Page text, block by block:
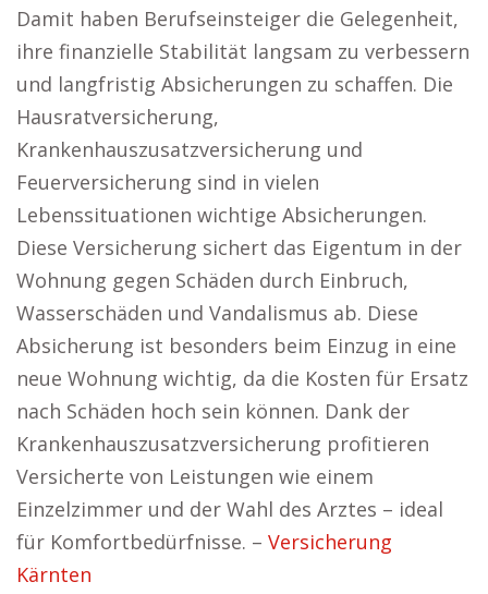
Damit haben Berufseinsteiger die Gelegenheit,
ihre finanzielle Stabilität langsam zu verbessern
und langfristig Absicherungen zu schaffen. Die
Hausratversicherung,
Krankenhauszusatzversicherung und
Feuerversicherung sind in vielen
Lebenssituationen wichtige Absicherungen.
Diese Versicherung sichert das Eigentum in der
Wohnung gegen Schäden durch Einbruch,
Wasserschäden und Vandalismus ab. Diese
Absicherung ist besonders beim Einzug in eine
neue Wohnung wichtig, da die Kosten für Ersatz
nach Schäden hoch sein können. Dank der
Krankenhauszusatzversicherung profitieren
Versicherte von Leistungen wie einem
Einzelzimmer und der Wahl des Arztes – ideal
für Komfortbedürfnisse. – Versicherung
Kärnten